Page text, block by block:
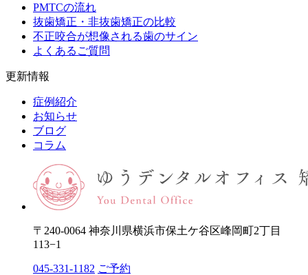
PMTCの流れ
抜歯矯正・非抜歯矯正の比較
不正咬合が想像される歯のサイン
よくあるご質問
更新情報
症例紹介
お知らせ
ブログ
コラム
〒240-0064 神奈川県横浜市保土ケ谷区峰岡町2丁目
113−1
045-331-1182 ご予約